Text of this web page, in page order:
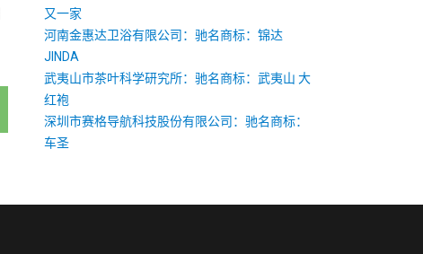
又一家
河南金惠达卫浴有限公司：驰名商标：锦达
JINDA
武夷山市茶叶科学研究所：驰名商标：武夷山 大
红袍
深圳市赛格导航科技股份有限公司：驰名商标：
车圣